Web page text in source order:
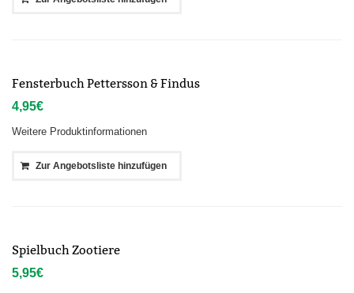
Fensterbuch Pettersson & Findus
4,95€
Weitere Produktinformationen
Zur Angebotsliste hinzufügen
Spielbuch Zootiere
5,95€